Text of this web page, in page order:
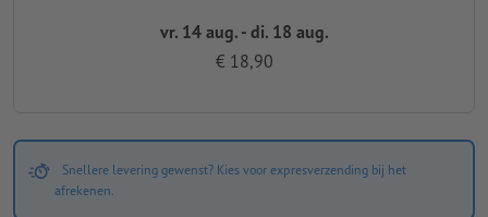
vr. 14 aug. - di. 18 aug.
€ 18,90
Snellere levering gewenst? Kies voor expresverzending bij het
afrekenen.